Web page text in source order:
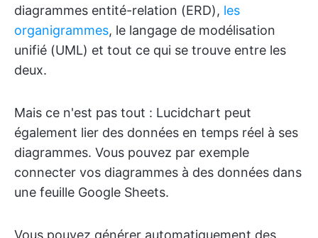
diagrammes entité-relation (ERD), les
organigrammes, le langage de modélisation
unifié (UML) et tout ce qui se trouve entre les
deux.
Mais ce n'est pas tout : Lucidchart peut
également lier des données en temps réel à ses
diagrammes. Vous pouvez par exemple
connecter vos diagrammes à des données dans
une feuille Google Sheets.
Vous pouvez générer automatiquement des